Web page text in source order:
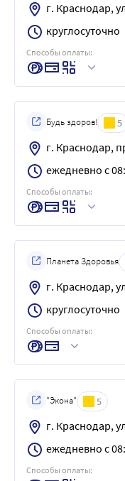
г. Краснодар,
круглосуточно
Способы оплаты:
Будь здоров! 5
г. Краснодар,
ежедневно с
Способы оплаты:
Планета Здоровья
г. Краснодар,
круглосуточно
Способы оплаты:
"Экона" 5
г. Краснодар,
ежедневно с
Способы оплаты: